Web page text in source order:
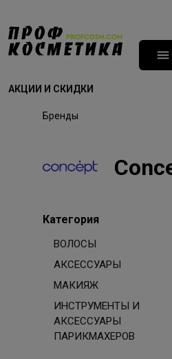
АКЦИИ И СКИДКИ
Бренды
Категория
ВОЛОСЫ
АКСЕССУАРЫ
МАКИЯЖ
ИНСТРУМЕНТЫ И
АКСЕССУАРЫ
ПАРИКМАХЕРОВ